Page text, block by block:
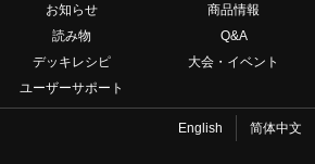
お知らせ
商品情報
読み物
Q&A
デッキレシピ
大会・イベント
ユーザーサポート
English 简体中文